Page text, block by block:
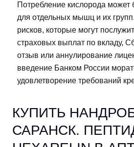
Потребление кислорода
для отдельных мышц и их
рисков, которые могут
страховых выплат по вкладу,
отзыв или аннулирование
введение Банком России
удовлетворение требований
КУПИТЬ
САРАНСК.